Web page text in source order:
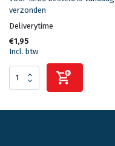
verzonden
Deliverytime
€1,95
Incl. btw